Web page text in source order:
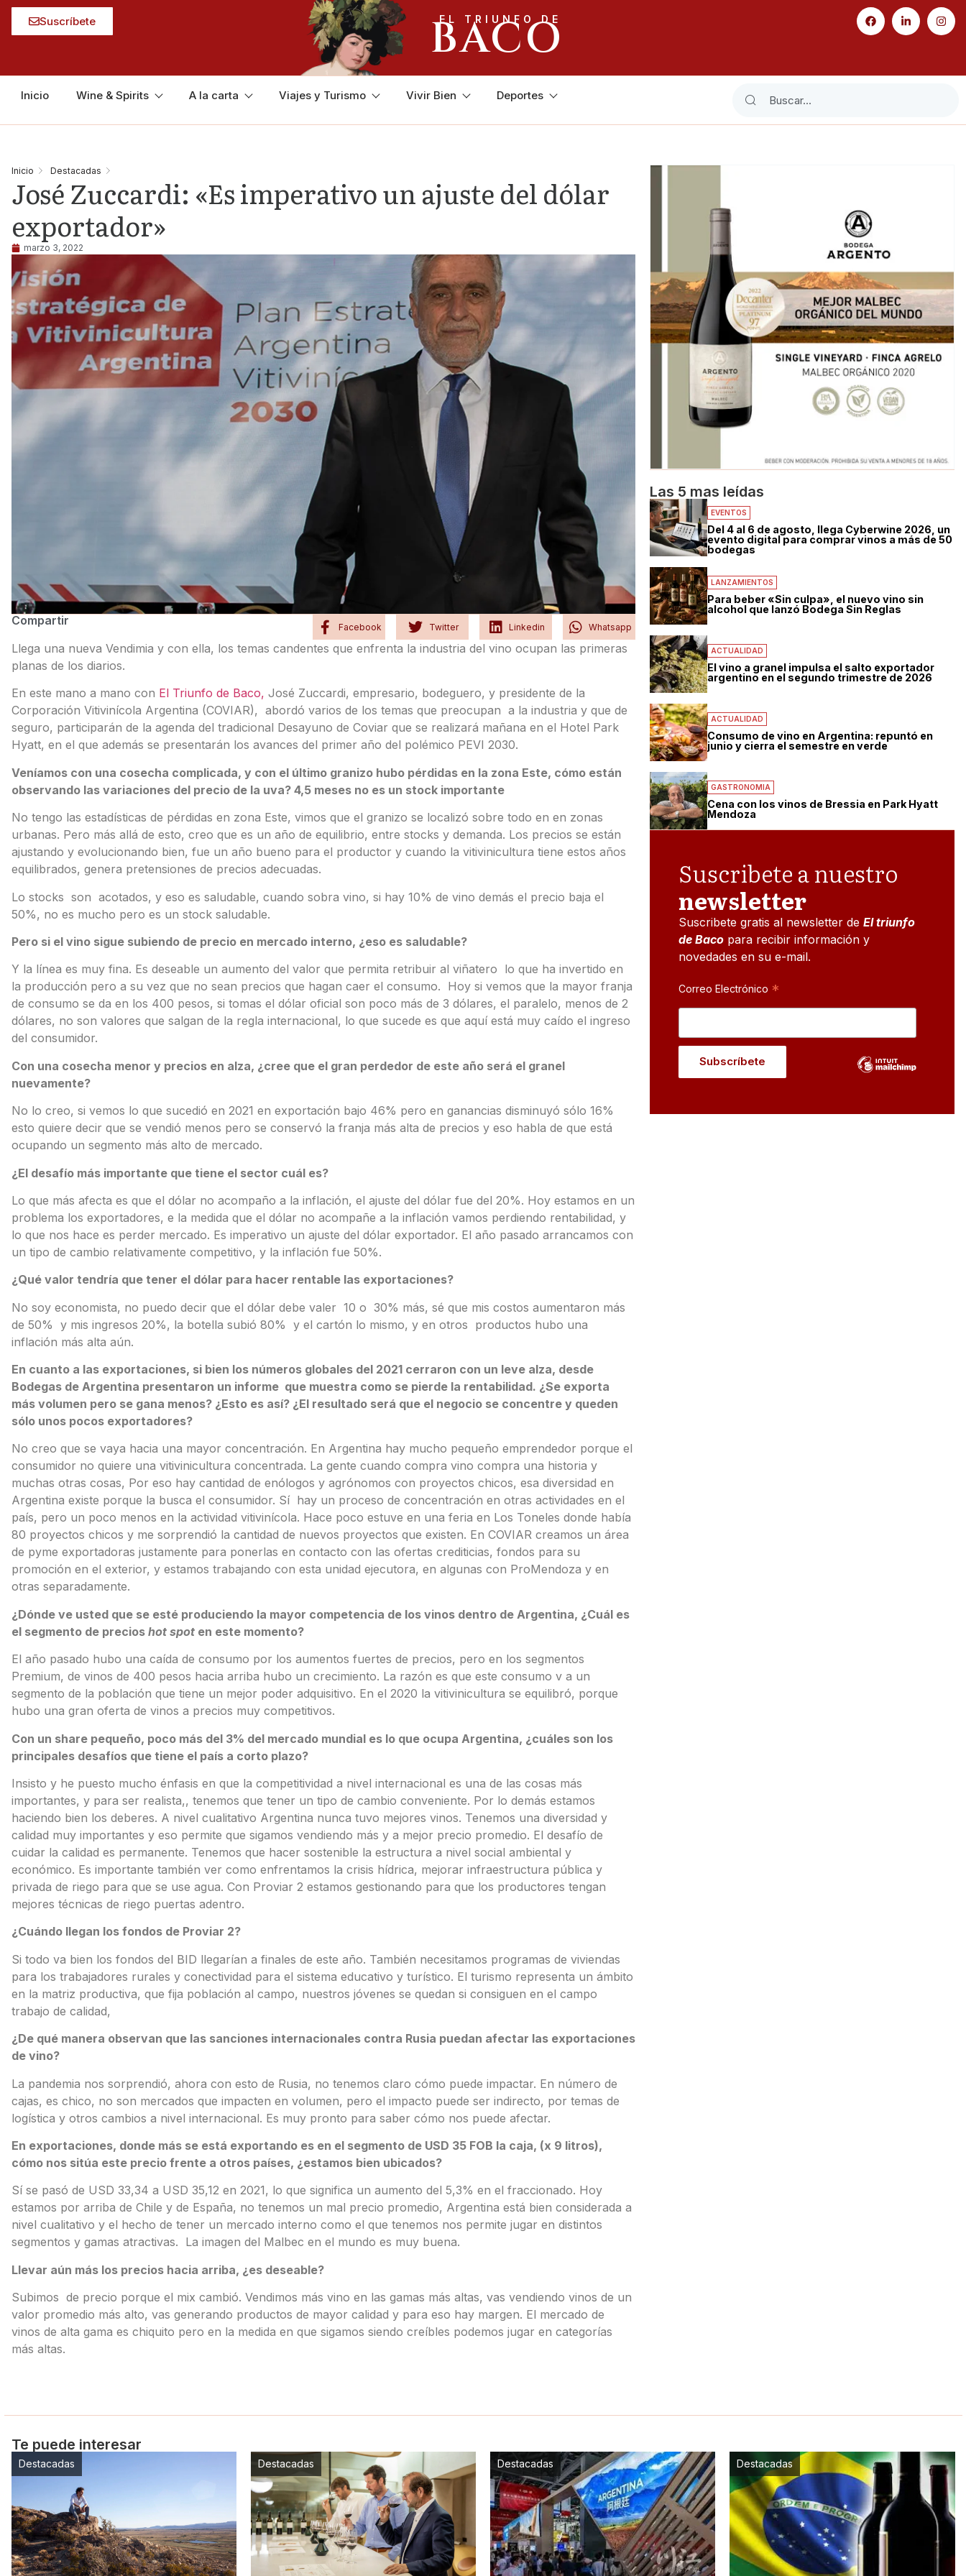
Suscríbete EL TRIUNFO DE
BACO
Inicio Wine & Spirits A la carta Viajes y Turismo Vivir Bien Deportes
Inicio Destacadas
José Zuccardi: «Es imperativo un ajuste del dólar
exportador»
marzo 3, 2022
Compartir Facebook Twitter Linkedin Whatsapp
Llega una nueva Vendimia y con ella, los temas candentes que enfrenta la industria del vino ocupan las primeras
planas de los diarios.
En este mano a mano con El Triunfo de Baco, José Zuccardi, empresario, bodeguero, y presidente de la
Corporación Vitivinícola Argentina (COVIAR), abordó varios de los temas que preocupan a la industria y que de
seguro, participarán de la agenda del tradicional Desayuno de Coviar que se realizará mañana en el Hotel Park
Hyatt, en el que además se presentarán los avances del primer año del polémico PEVI 2030.
Veníamos con una cosecha complicada, y con el último granizo hubo pérdidas en la zona Este, cómo están
observando las variaciones del precio de la uva? 4,5 meses no es un stock importante
No tengo las estadísticas de pérdidas en zona Este, vimos que el granizo se localizó sobre todo en en zonas
urbanas. Pero más allá de esto, creo que es un año de equilibrio, entre stocks y demanda. Los precios se están
ajustando y evolucionando bien, fue un año bueno para el productor y cuando la vitivinicultura tiene estos años
equilibrados, genera pretensiones de precios adecuadas.
Lo stocks son acotados, y eso es saludable, cuando sobra vino, si hay 10% de vino demás el precio baja el
50%, no es mucho pero es un stock saludable.
Pero si el vino sigue subiendo de precio en mercado interno, ¿eso es saludable?
Y la línea es muy fina. Es deseable un aumento del valor que permita retribuir al viñatero lo que ha invertido en
la producción pero a su vez que no sean precios que hagan caer el consumo. Hoy si vemos que la mayor franja
de consumo se da en los 400 pesos, si tomas el dólar oficial son poco más de 3 dólares, el paralelo, menos de 2
dólares, no son valores que salgan de la regla internacional, lo que sucede es que aquí está muy caído el ingreso
del consumidor.
Con una cosecha menor y precios en alza, ¿cree que el gran perdedor de este año será el granel
nuevamente?
No lo creo, si vemos lo que sucedió en 2021 en exportación bajo 46% pero en ganancias disminuyó sólo 16%
esto quiere decir que se vendió menos pero se conservó la franja más alta de precios y eso habla de que está
ocupando un segmento más alto de mercado.
¿El desafío más importante que tiene el sector cuál es?
Lo que más afecta es que el dólar no acompaño a la inflación, el ajuste del dólar fue del 20%. Hoy estamos en un
problema los exportadores, e la medida que el dólar no acompañe a la inflación vamos perdiendo rentabilidad, y
lo que nos hace es perder mercado. Es imperativo un ajuste del dólar exportador. El año pasado arrancamos con
un tipo de cambio relativamente competitivo, y la inflación fue 50%.
¿Qué valor tendría que tener el dólar para hacer rentable las exportaciones?
No soy economista, no puedo decir que el dólar debe valer 10 o 30% más, sé que mis costos aumentaron más
de 50% y mis ingresos 20%, la botella subió 80% y el cartón lo mismo, y en otros productos hubo una
inflación más alta aún.
En cuanto a las exportaciones, si bien los números globales del 2021 cerraron con un leve alza, desde
Bodegas de Argentina presentaron un informe que muestra como se pierde la rentabilidad. ¿Se exporta
más volumen pero se gana menos? ¿Esto es así? ¿El resultado será que el negocio se concentre y queden
sólo unos pocos exportadores?
No creo que se vaya hacia una mayor concentración. En Argentina hay mucho pequeño emprendedor porque el
consumidor no quiere una vitivinicultura concentrada. La gente cuando compra vino compra una historia y
muchas otras cosas, Por eso hay cantidad de enólogos y agrónomos con proyectos chicos, esa diversidad en
Argentina existe porque la busca el consumidor. Sí hay un proceso de concentración en otras actividades en el
país, pero un poco menos en la actividad vitivinícola. Hace poco estuve en una feria en Los Toneles donde había
80 proyectos chicos y me sorprendió la cantidad de nuevos proyectos que existen. En COVIAR creamos un área
de pyme exportadoras justamente para ponerlas en contacto con las ofertas crediticias, fondos para su
promoción en el exterior, y estamos trabajando con esta unidad ejecutora, en algunas con ProMendoza y en
otras separadamente.
¿Dónde ve usted que se esté produciendo la mayor competencia de los vinos dentro de Argentina, ¿Cuál es
el segmento de precios hot spoten este momento?
El año pasado hubo una caída de consumo por los aumentos fuertes de precios, pero en los segmentos
Premium, de vinos de 400 pesos hacia arriba hubo un crecimiento. La razón es que este consumo v a un
segmento de la población que tiene un mejor poder adquisitivo. En el 2020 la vitivinicultura se equilibró, porque
hubo una gran oferta de vinos a precios muy competitivos.
Con un share pequeño, poco más del 3% del mercado mundial es lo que ocupa Argentina, ¿cuáles son los
principales desafíos que tiene el país a corto plazo?
Insisto y he puesto mucho énfasis en que la competitividad a nivel internacional es una de las cosas más
importantes, y para ser realista,, tenemos que tener un tipo de cambio conveniente. Por lo demás estamos
haciendo bien los deberes. A nivel cualitativo Argentina nunca tuvo mejores vinos. Tenemos una diversidad y
calidad muy importantes y eso permite que sigamos vendiendo más y a mejor precio promedio. El desafío de
cuidar la calidad es permanente. Tenemos que hacer sostenible la estructura a nivel social ambiental y
económico. Es importante también ver como enfrentamos la crisis hídrica, mejorar infraestructura pública y
privada de riego para que se use agua. Con Proviar 2 estamos gestionando para que los productores tengan
mejores técnicas de riego puertas adentro.
¿Cuándo llegan los fondos de Proviar 2?
Si todo va bien los fondos del BID llegarían a finales de este año. También necesitamos programas de viviendas
para los trabajadores rurales y conectividad para el sistema educativo y turístico. El turismo representa un ámbito
en la matriz productiva, que fija población al campo, nuestros jóvenes se quedan si consiguen en el campo
trabajo de calidad,
¿De qué manera observan que las sanciones internacionales contra Rusia puedan afectar las exportaciones
de vino?
La pandemia nos sorprendió, ahora con esto de Rusia, no tenemos claro cómo puede impactar. En número de
cajas, es chico, no son mercados que impacten en volumen, pero el impacto puede ser indirecto, por temas de
logística y otros cambios a nivel internacional. Es muy pronto para saber cómo nos puede afectar.
En exportaciones, donde más se está exportando es en el segmento de USD 35 FOB la caja, (x 9 litros),
cómo nos sitúa este precio frente a otros países, ¿estamos bien ubicados?
Sí se pasó de USD 33,34 a USD 35,12 en 2021, lo que significa un aumento del 5,3% en el fraccionado. Hoy
estamos por arriba de Chile y de España, no tenemos un mal precio promedio, Argentina está bien considerada a
nivel cualitativo y el hecho de tener un mercado interno como el que tenemos nos permite jugar en distintos
segmentos y gamas atractivas. La imagen del Malbec en el mundo es muy buena.
Llevar aún más los precios hacia arriba, ¿es deseable?
Subimos de precio porque el mix cambió. Vendimos más vino en las gamas más altas, vas vendiendo vinos de un
valor promedio más alto, vas generando productos de mayor calidad y para eso hay margen. El mercado de
vinos de alta gama es chiquito pero en la medida en que sigamos siendo creíbles podemos jugar en categorías
más altas.
Las 5 mas leídas
EVENTOS
Del 4 al 6 de agosto, llega Cyberwine 2026, un
evento digital para comprar vinos a más de 50
bodegas
LANZAMIENTOS
Para beber «Sin culpa», el nuevo vino sin
alcohol que lanzó Bodega Sin Reglas
ACTUALIDAD
El vino a granel impulsa el salto exportador
argentino en el segundo trimestre de 2026
ACTUALIDAD
Consumo de vino en Argentina: repuntó en
junio y cierra el semestre en verde
GASTRONOMIA
Cena con los vinos de Bressia en Park Hyatt
Mendoza
Suscribete a nuestro
newsletter
Suscribete gratis al newsletter deEl triunfo
de Baco para recibir información y
novedades en su e-mail.
Correo Electrónico *
Te puede interesar
Destacadas Destacadas Destacadas Destacadas